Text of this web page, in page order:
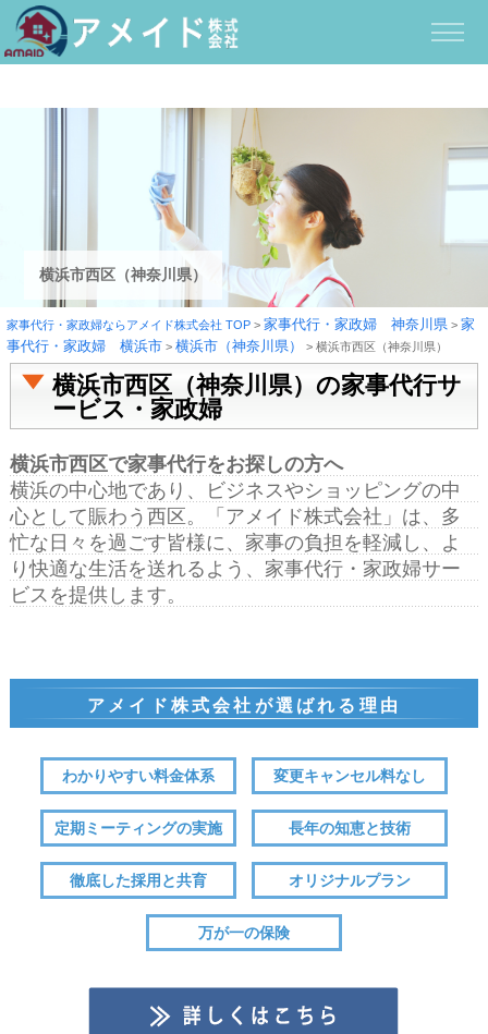
横浜市西区（神奈川県）
家事代行・家政婦ならアメイド株式会社 TOP> 家事代行・家政婦 神奈川県> 家
事代行・家政婦 横浜市> 横浜市（神奈川県） > 横浜市西区（神奈川県）
横浜市西区（神奈川県）の家事代行サ
ービス・家政婦
横浜市西区で家事代行をお探しの方へ
横浜の中心地であり、ビジネスやショッピングの中
心として賑わう西区。「アメイド株式会社」は、多
忙な日々を過ごす皆様に、家事の負担を軽減し、よ
り快適な生活を送れるよう、家事代行・家政婦サー
ビスを提供します。
アメイド株式会社が選ばれる理由
わかりやすい料金体系 変更キャンセル料なし
定期 ミーティングの実施 長年の知恵と技術
徹底した採用と共育 オリジナルプラン
万が一の保険